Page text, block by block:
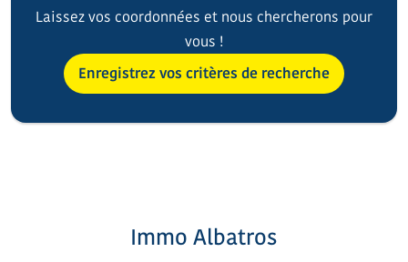
Laissez vos coordonnées et nous chercherons pour
vous !
Enregistrez vos critères de recherche
Immo Albatros